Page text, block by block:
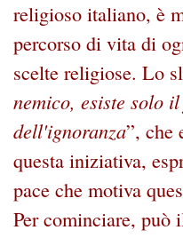
religioso italiano, è
percorso di vita di
scelte religiose. Lo
nemico, esiste solo
dell'ignoranza”, che
questa iniziativa,
pace che motiva
Per cominciare, può